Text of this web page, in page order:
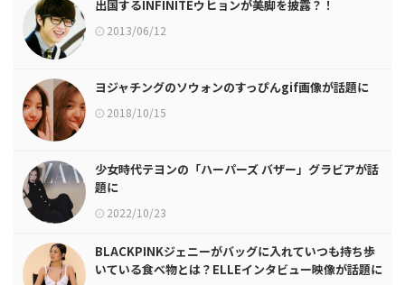
出国するINFINITEウヒョンが美脚を披露？！
2013/06/12
ヨジャチングのソウォンのすっぴんgif画像が話題に
2018/10/15
少女時代テヨンの「ハーパーズ バザー」グラビアが話
題に
2022/10/23
BLACKPINKジェニーがバッグに入れていつも持ち歩
いている食べ物とは？ELLEインタビュー映像が話題に